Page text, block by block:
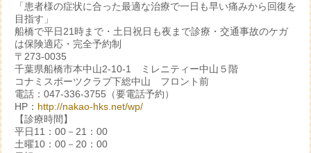
「患者様の症状に合った最適な治療で一日も早い痛みから回復を
目指す」
船橋で平日21時まで・土日祝日も夜まで診療・交通事故のケガ
は保険適応・完全予約制
〒273-0035
千葉県船橋市本中山2-10-1 ミレニティー中山５階
コナミスポーツクラブ下総中山 フロント前
電話：047-336-3755（要電話予約）
HP： http://nakao-hks.net/wp/
【診療時間】
平日11：00－21：00
土曜10：00－20：00